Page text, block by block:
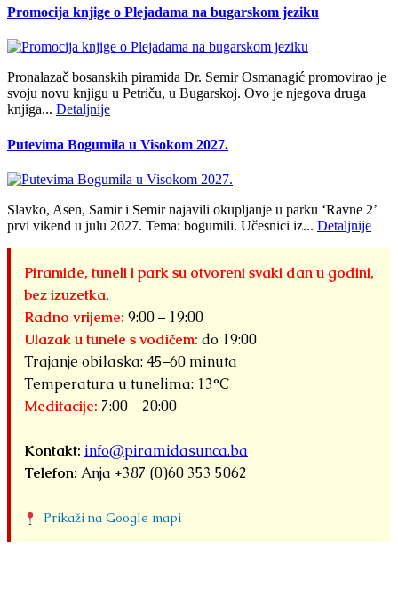
Promocija knjige o Plejadama na bugarskom jeziku
Pronalazač bosanskih piramida Dr. Semir Osmanagić promovirao je
svoju novu knjigu u Petriču, u Bugarskoj. Ovo je njegova druga
knjiga... Detaljnije
Putevima Bogumila u Visokom 2027.
Slavko, Asen, Samir i Semir najavili okupljanje u parku ‘Ravne 2’
prvi vikend u julu 2027. Tema: bogumili. Učesnici iz... Detaljnije
Piramide, tuneli i park su otvoreni svaki dan u godini,
bez izuzetka.
Radno vrijeme: 9:00 – 19:00
Ulazak u tunele s vodičem: do 19:00
Trajanje obilaska: 45–60 minuta
Temperatura u tunelima: 13°C
Meditacije: 7:00 – 20:00
Kontakt: info@piramidasunca.ba
Telefon: Anja +387 (0)60 353 5062
Prikaži na Google mapi